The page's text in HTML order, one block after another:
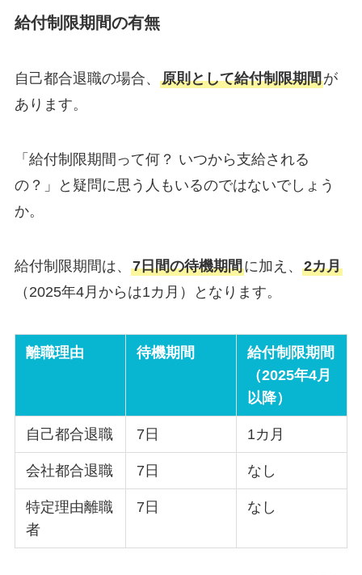
給付制限期間の有無
自己都合退職の場合、 原則として給付制限期間が
あります。
「給付制限期間って何？ いつから支給される
の？」と疑問に思う人もいるのではないでしょう
か。
給付制限期間は、 7日間の待機期間に加え、 2カ月
（2025年4月からは1カ月）となります。
離職理由 待機期間
給付制限期間
（2025年4月
以降）
自己都合退職 7日 1カ月
会社都合退職 7日 なし
特定理由離職
者
7日 なし